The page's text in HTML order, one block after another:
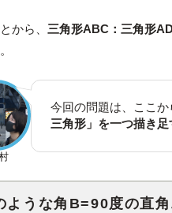
から、 三角形ABC：三角形
今回の問題は、ここか
三角形」を一つ描き足
ような角B=90度の直